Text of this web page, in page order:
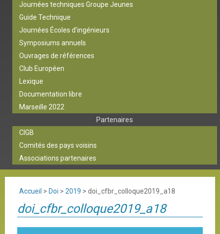
Journées techniques Groupe Jeunes
Guide Technique
Journées Écoles d’ingénieurs
Symposiums annuels
Ouvrages de références
Club Européen
Lexique
Documentation libre
Marseille 2022
Partenaires
CIGB
Comités des pays voisins
Associations partenaires
Accueil > Doi > 2019 > doi_cfbr_colloque2019_a18
doi_cfbr_colloque2019_a18